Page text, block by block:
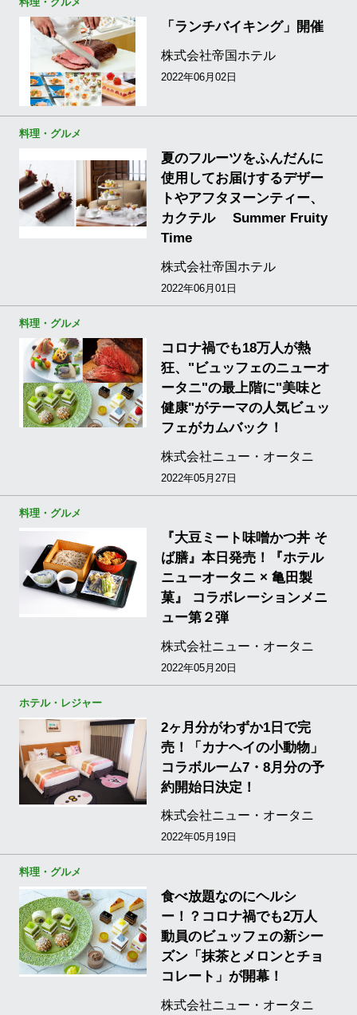
「ランチバイキング」開催
株式会社帝国ホテル
2022年06月02日
料理・グルメ
夏のフルーツをふんだんに
使用してお届けするデザー
トやアフタヌーンティー、
カクテル Summer Fruity
Time
株式会社帝国ホテル
2022年06月01日
料理・グルメ
コロナ禍でも18万人が熱
狂、"ビュッフェのニューオ
ータニ"の最上階に"美味と
健康"がテーマの人気ビュッ
フェがカムバック！
株式会社ニュー・オータニ
2022年05月27日
料理・グルメ
『大豆ミート味噌かつ丼 そ
ば膳』本日発売！『ホテル
ニューオータニ × 亀田製
菓』 コラボレーションメニ
ュー第２弾
株式会社ニュー・オータニ
2022年05月20日
ホテル・レジャー
2ヶ月分がわずか1日で完
売！「カナヘイの小動物」
コラボルーム7・8月分の予
約開始日決定！
株式会社ニュー・オータニ
2022年05月19日
料理・グルメ
食べ放題なのにヘルシ
ー！？コロナ禍でも2万人
動員のビュッフェの新シー
ズン「抹茶とメロンとチョ
コレート」が開幕！
株式会社ニュー・オータニ